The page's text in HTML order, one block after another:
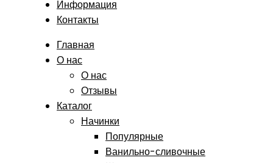
Информация
Контакты
Главная
О нас
О нас
Отзывы
Каталог
Начинки
Популярные
Ванильно-сливочные